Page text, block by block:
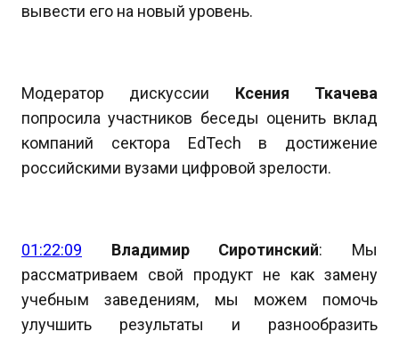
вывести его на новый уровень.
Модератор дискуссии Ксения Ткачева
попросила участников беседы оценить вклад
компаний сектора EdTech в достижение
российскими вузами цифровой зрелости.
01:22:09 Владимир Сиротинский: Мы
рассматриваем свой продукт не как замену
учебным заведениям, мы можем помочь
улучшить результаты и разнообразить